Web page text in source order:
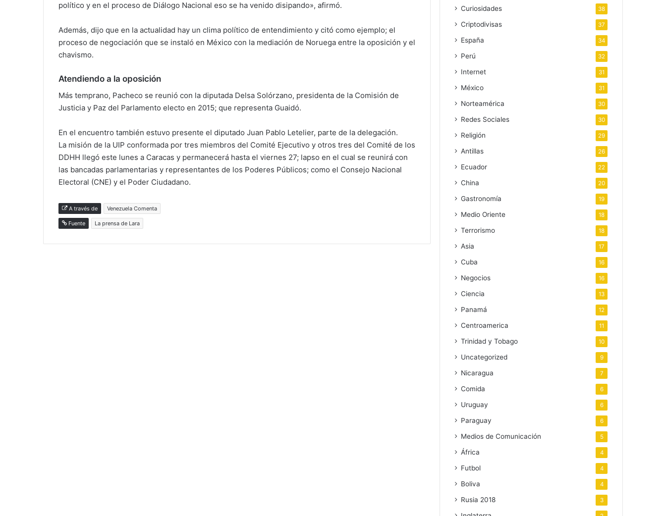
político y en el proceso de Diálogo Nacional eso se ha venido disipando», afirmó.
Además, dijo que en la actualidad hay un clima político de entendimiento y citó como ejemplo; el
proceso de negociación que se instaló en México con la mediación de Noruega entre la oposición y el
chavismo.
Atendiendo a la oposición
Más temprano, Pacheco se reunió con la diputada Delsa Solórzano, presidenta de la Comisión de
Justicia y Paz del Parlamento electo en 2015; que representa Guaidó.
En el encuentro también estuvo presente el diputado Juan Pablo Letelier, parte de la delegación.
La misión de la UIP conformada por tres miembros del Comité Ejecutivo y otros tres del Comité de los
DDHH llegó este lunes a Caracas y permanecerá hasta el viernes 27; lapso en el cual se reunirá con
las bancadas parlamentarias y representantes de los Poderes Públicos; como el Consejo Nacional
Electoral (CNE) y el Poder Ciudadano.
A través de Venezuela Comenta
Fuente La prensa de Lara
Curiosidades 38
Criptodivisas 37
España 34
Perú 32
Internet 31
México 31
Norteamérica 30
Redes Sociales 30
Religión 29
Antillas 26
Ecuador 22
China 20
Gastronomía 19
Medio Oriente 18
Terrorismo 18
Asia 17
Cuba 16
Negocios 16
Ciencia 13
Panamá 12
Centroamerica 11
Trinidad y Tobago 10
Uncategorized 9
Nicaragua 7
Comida 6
Uruguay 6
Paraguay 6
Medios de Comunicación 5
África 4
Futbol 4
Boliva 4
Rusia 2018 3